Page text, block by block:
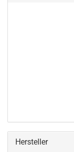
Hersteller